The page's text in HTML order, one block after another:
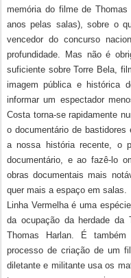
memória do filme de
anos pelas salas), sobre o
vencedor do concurso
profundidade. Mas não é
suficiente sobre Torre Bela,
imagem pública e histórica
informar um espectador
Costa torna-se rapidamente
o documentário de bastidores
a nossa história recente, o
documentário, e ao fazê-lo
obras documentais mais
quer mais a espaço em salas.
Linha Vermelha é uma
da ocupação da herdade da
Thomas Harlan. É
processo de criação de um
diletante e militante usa os